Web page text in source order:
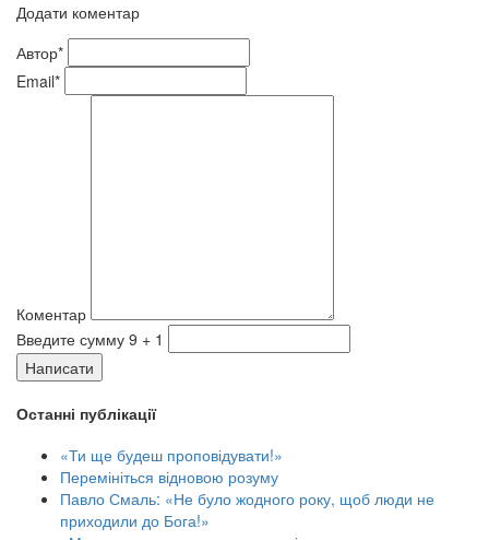
Додати коментар
Автор*
Email*
Коментар
Введите сумму 9 + 1
Написати
Останні публікації
«Ти ще будеш проповідувати!»
Перемініться відновою розуму
Павло Смаль: «Не було жодного року, щоб люди не
приходили до Бога!»